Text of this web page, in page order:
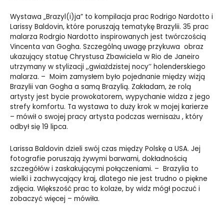
Wystawa „Brazyl(i)ja” to kompilacja prac Rodrigo Nardotto i
Larissy Baldovin, które poruszają tematykę Brazylii. 35 prac
malarza Rodrgio Nardotto inspirowanych jest twórczością
Vincenta van Gogha. Szczególną uwagę przykuwa obraz
ukazujący statuę Chrystusa Zbawiciela w Rio de Janeiro
utrzymany w stylizacji ,,gwiaździstej nocy’’ holenderskiego
malarza. – Moim zamysłem było pojednanie między wizją
Brazylii van Gogha a samą Brazylią. Zakładam, że rolą
artysty jest bycie prowokatorem, wypychanie widza z jego
strefy komfortu. Ta wystawa to duży krok w mojej karierze
– mówił o swojej pracy artysta podczas wernisażu , który
odbył się 19 lipca.
Larissa Baldovin dzieli swój czas między Polskę a USA. Jej
fotografie poruszają żywymi barwami, dokładnością
szczegółów i zaskakującymi połączeniami. – Brazylia to
wielki i zachwycający kraj, dlatego nie jest trudno o piękne
zdjęcia. Większość prac to kolaże, by widz mógł poczuć i
zobaczyć więcej – mówiła.